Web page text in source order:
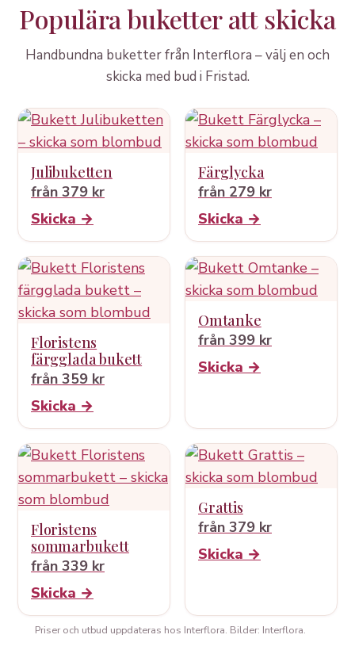
Populära buketter att skicka
Handbundna buketter från Interflora – välj en och
skicka med bud i Fristad.
Julibuketten
från 379 kr
Skicka →
Färglycka
från 279 kr
Skicka →
Floristens
färgglada bukett
från 359 kr
Skicka →
Omtanke
från 399 kr
Skicka →
Floristens
sommarbukett
från 339 kr
Skicka →
Grattis
från 379 kr
Skicka →
Priser och utbud uppdateras hos Interflora. Bilder: Interflora.